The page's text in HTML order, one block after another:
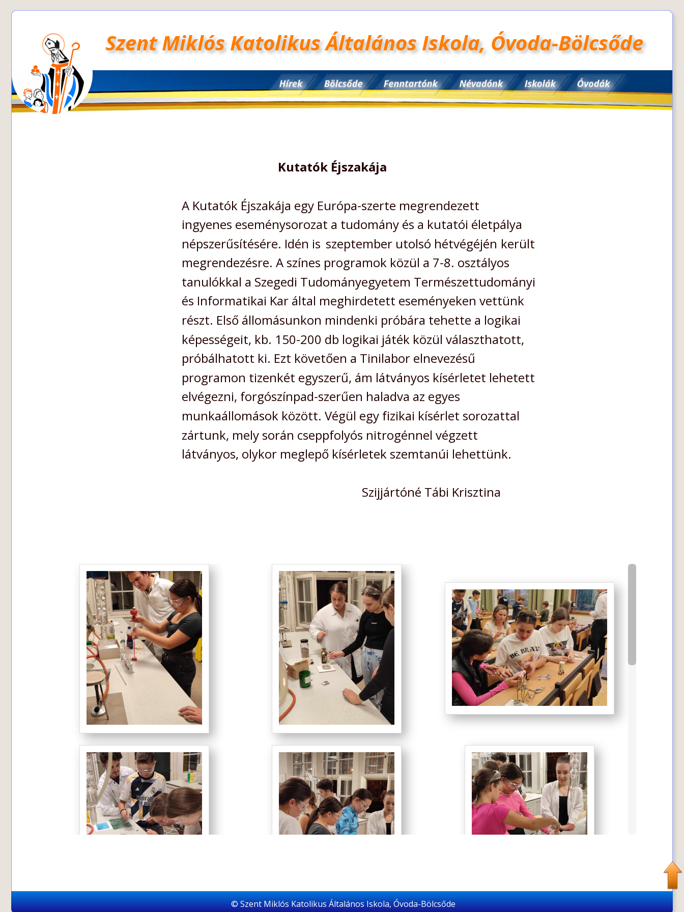
Szent Miklós Katolikus Általános Iskola, Óvoda-Bölcsőde
© Szent Miklós Katolikus Általános Iskola, Óvoda-Bölcsőde
Kutatók Éjszakája
A Kutatók Éjszakája egy Európa-szerte megrendezett
ingyenes eseménysorozat a tudomány és a kutatói életpálya
népszerűsítésére. Idén is szeptember utolsó hétvégéjén került
megrendezésre. A színes programok közül a 7-8. osztályos
tanulókkal a Szegedi Tudományegyetem Természettudományi
és Informatikai Kar által meghirdetett eseményeken vettünk
részt. Első állomásunkon mindenki próbára tehette a logikai
képességeit, kb. 150-200 db logikai játék közül választhatott,
próbálhatott ki. Ezt követően a Tinilabor elnevezésű
programon tizenkét egyszerű, ám látványos kísérletet lehetett
elvégezni, forgószínpad-szerűen haladva az egyes
munkaállomások között. Végül egy fizikai kísérlet sorozattal
zártunk, mely során cseppfolyós nitrogénnel végzett
látványos, olykor meglepő kísérletek szemtanúi lehettünk.
Szijjártóné Tábi Krisztina